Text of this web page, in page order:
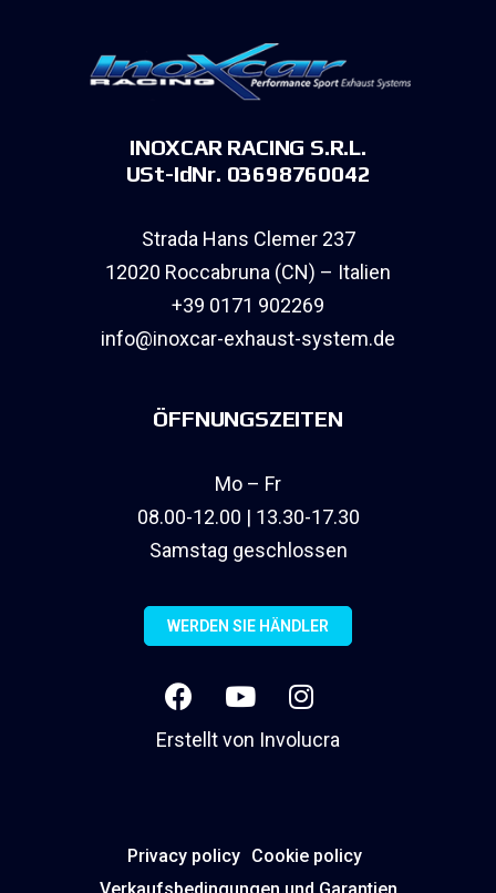
INOXCAR RACING S.R.L.
USt-IdNr. 03698760042
Strada Hans Clemer 237
12020 Roccabruna (CN) – Italien
+39 0171 902269
info@inoxcar-exhaust-system.de
ÖFFNUNGSZEITEN
Mo – Fr
08.00-12.00 | 13.30-17.30
Samstag geschlossen
WERDEN SIE HÄNDLER
Erstellt von Involucra
Privacy policy Cookie policy